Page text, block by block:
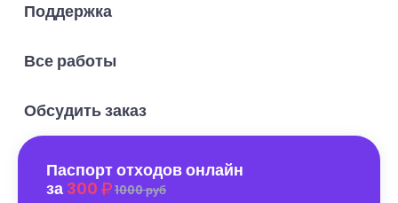
Поддержка
Все работы
Обсудить заказ
Паспорт отходов онлайн
за 300 1000 руб